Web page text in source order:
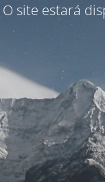
O site estará